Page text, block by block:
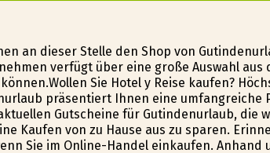
an dieser Stelle den Shop von
verfügt über eine große Auswahl aus
Sie Hotel y Reise kaufen?
präsentiert Ihnen eine umfangreiche
Gutscheine für Gutindenurlaub, die
Kaufen von zu Hause aus zu sparen.
Sie im Online-Handel einkaufen.